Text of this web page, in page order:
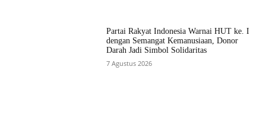
Partai Rakyat Indonesia Warnai HUT ke. I
dengan Semangat Kemanusiaan, Donor
Darah Jadi Simbol Solidaritas
7 Agustus 2026